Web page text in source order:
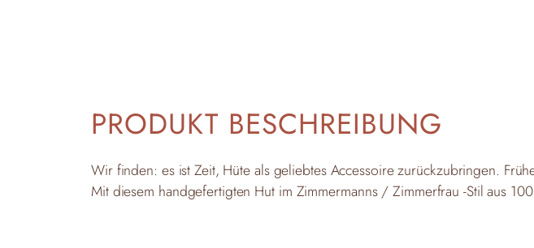
PRODUKT BESCHREIBUNG
Wir finden: es ist Zeit, Hüte als geliebtes Accessoire zurückzubringen.
Mit diesem handgefertigten Hut im Zimmermanns / Zimmerfrau -Stil aus